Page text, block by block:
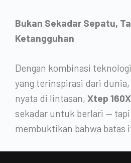
Bukan Sekadar Sepatu,
Ketangguhan
Dengan kombinasi
yang terinspirasi dari dunia,
nyata di lintasan, Xtep
sekadar untuk berlari —
membuktikan bahwa batas